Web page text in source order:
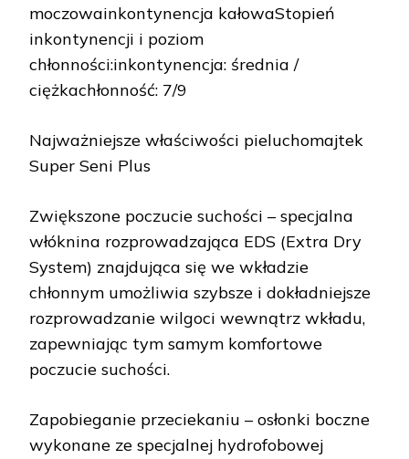
moczowainkontynencja kałowaStopień
inkontynencji i poziom
chłonności:inkontynencja: średnia /
ciężkachłonność: 7/9
Najważniejsze właściwości pieluchomajtek
Super Seni Plus
Zwiększone poczucie suchości – specjalna
włóknina rozprowadzająca EDS (Extra Dry
System) znajdująca się we wkładzie
chłonnym umożliwia szybsze i dokładniejsze
rozprowadzanie wilgoci wewnątrz wkładu,
zapewniając tym samym komfortowe
poczucie suchości.
Zapobieganie przeciekaniu – osłonki boczne
wykonane ze specjalnej hydrofobowej